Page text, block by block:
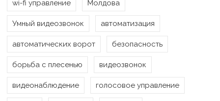
wi-fi управление Молдова
Умный видеозвонок автоматизация
автоматических ворот безопасность
борьба с плесенью видеозвонок
видеонаблюдение голосовое управление